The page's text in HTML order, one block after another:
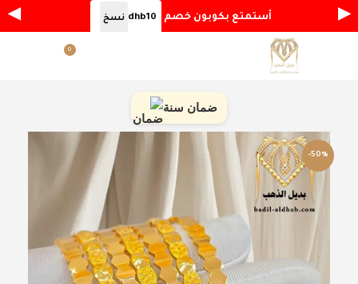
0
ضمان سنة
-50%
◀ أستمتع بكوبون خصم dhb10 نسخ ▶